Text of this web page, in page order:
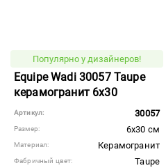
Популярно у дизайнеров!
Equipe Wadi 30057 Taupe
керамогранит 6x30
Артикул: 30057
Размер: 6x30 см
Материал: Керамогранит
Фабричный цвет: Taupe